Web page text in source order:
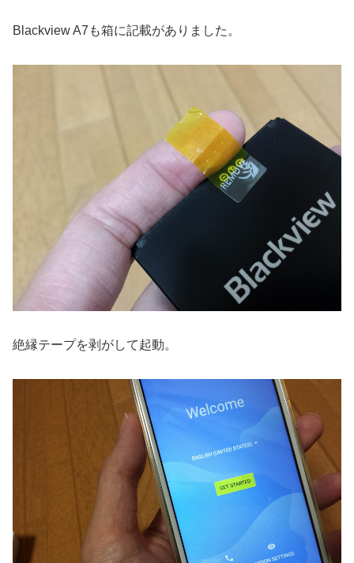
Blackview A7も箱に記載がありました。
絶縁テープを剥がして起動。